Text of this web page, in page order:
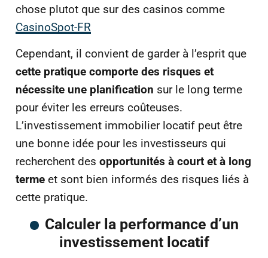
chose plutot que sur des casinos comme
CasinoSpot-FR
Cependant, il convient de garder à l’esprit que
cette pratique comporte des risques et
nécessite une planification sur le long terme
pour éviter les erreurs coûteuses.
L’investissement immobilier locatif peut être
une bonne idée pour les investisseurs qui
recherchent des opportunités à court et à long
terme et sont bien informés des risques liés à
cette pratique.
Calculer la performance d’un
investissement locatif